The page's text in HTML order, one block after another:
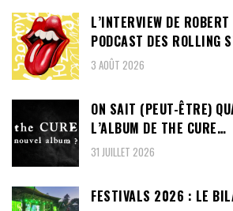
L’INTERVIEW DE
PODCAST DES ROLLING
3 AOÛT 2026
ON SAIT (PEUT-ÊTRE)
L’ALBUM DE THE CURE…
31 JUILLET 2026
FESTIVALS 2026 : LE